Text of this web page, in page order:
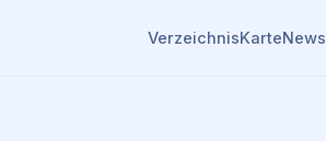
VerzeichnisKarteNews